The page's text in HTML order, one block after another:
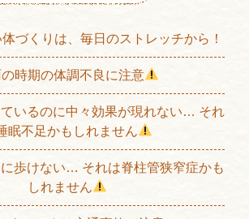
づくりは、毎日のストレッチから！
時期の体調不良に注意
いるのに中々効果が現れない… それ
眠不足かもしれません
歩けない… それは脊柱管狭窄症かも
しれません